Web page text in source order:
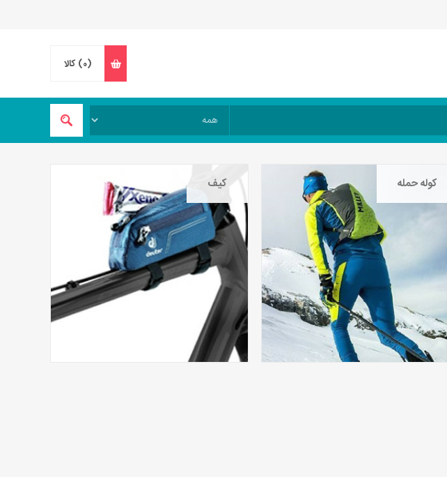
(0) کالا
کوله حمله کیف